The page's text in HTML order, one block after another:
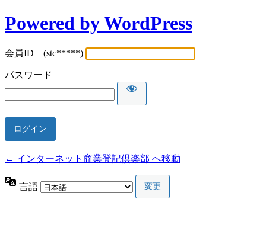
Powered by WordPress
会員ID (stc*****)
パスワード
← インターネット商業登記倶楽部 へ移動
言語